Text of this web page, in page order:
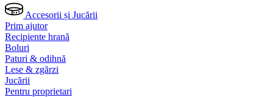
Accesorii și Jucării
Prim ajutor
Recipiente hrană
Boluri
Paturi & odihnă
Lese & zgărzi
Jucării
Pentru proprietari